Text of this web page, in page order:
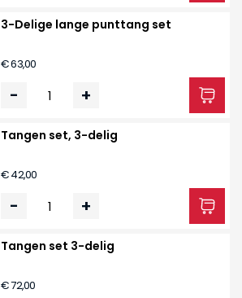
3-Delige lange punttang set
€ 63,00
- +
Tangen set, 3-delig
€ 42,00
- +
Tangen set 3-delig
€ 72,00